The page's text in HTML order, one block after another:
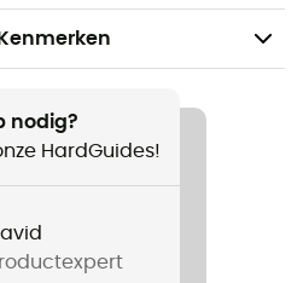
nodig?
HardGuides!